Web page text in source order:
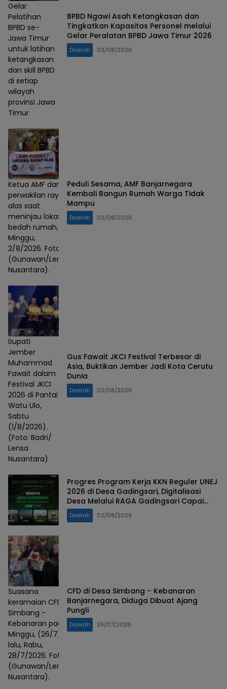
Gelar
Pelatihan
BPBD se-
Jawa Timur
untuk latihan
ketangkasan
dan skill BPBD
di setiap
wilayah
provinsi Jawa
Timur
BPBD Ngawi Asah Ketangkasan dan
Tingkatkan Kapasitas Personel melalui
Gelar Peralatan BPBD Jawa Timur 2026
Daerah 03/08/2026
Ketua AMF dan
perwakilan rayap
alas saat
meninjau lokasi
bedah rumah,
Minggu,
2/8/2026. Foto :
(Gunawan/Lensa
Nusantara).
Peduli Sesama, AMF Banjarnegara
Kembali Bangun Rumah Warga Tidak
Mampu
Daerah 02/08/2026
Bupati
Jember
Muhammad
Fawait dalam
Festival JKCI
2026 di Pantai
Watu Ulo,
Sabtu
(1/8/2026).
(Foto: Badri/
Lensa
Nusantara)
Gus Fawait JKCI Festival Terbesar di
Asia, Buktikan Jember Jadi Kota Cerutu
Dunia
Daerah 02/08/2026
Progres Program Kerja KKN Reguler UNEJ
2026 di Desa Gadingsari, Digitalisasi
Desa Melalui RAGA Gadingsari Capai
98% Penyelesaian
Daerah 02/08/2026
Suasana
keramaian CFD
Simbang -
Kebanaran pada
Minggu, (26/7)
lalu, Rabu,
28/7/2026. Foto :
(Gunawan/Lensa
Nusantara).
CFD di Desa Simbang – Kebanaran
Banjarnegara, Diduga Dibuat Ajang
Pungli
Daerah 29/07/2026